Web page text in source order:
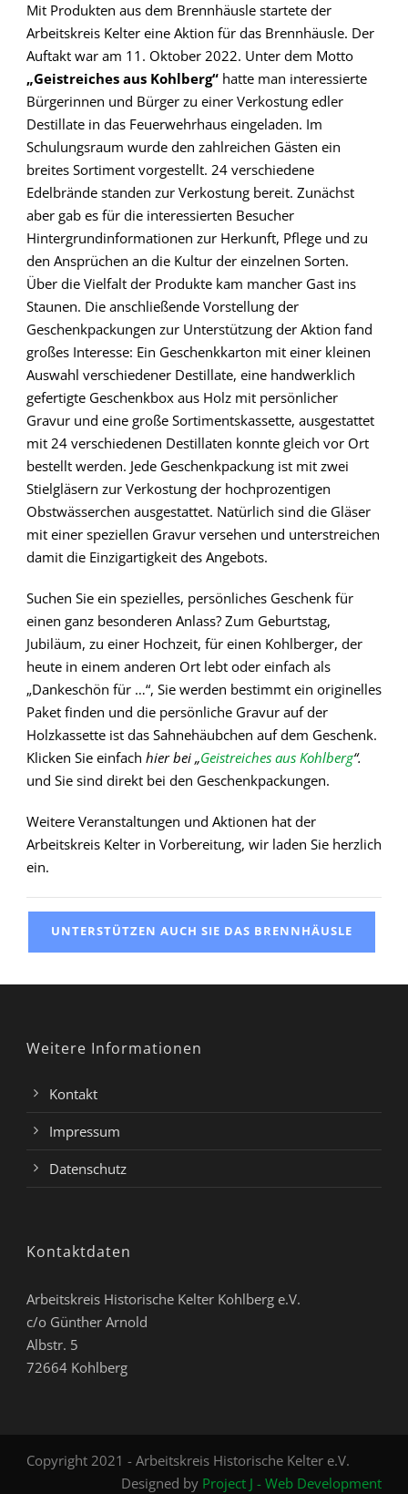
Mit Produkten aus dem Brennhäusle startete der
Arbeitskreis Kelter eine Aktion für das Brennhäusle. Der
Auftakt war am 11. Oktober 2022. Unter dem Motto
„Geistreiches aus Kohlberg“ hatte man interessierte
Bürgerinnen und Bürger zu einer Verkostung edler
Destillate in das Feuerwehrhaus eingeladen. Im
Schulungsraum wurde den zahlreichen Gästen ein
breites Sortiment vorgestellt. 24 verschiedene
Edelbrände standen zur Verkostung bereit. Zunächst
aber gab es für die interessierten Besucher
Hintergrundinformationen zur Herkunft, Pflege und zu
den Ansprüchen an die Kultur der einzelnen Sorten.
Über die Vielfalt der Produkte kam mancher Gast ins
Staunen. Die anschließende Vorstellung der
Geschenkpackungen zur Unterstützung der Aktion fand
großes Interesse: Ein Geschenkkarton mit einer kleinen
Auswahl verschiedener Destillate, eine handwerklich
gefertigte Geschenkbox aus Holz mit persönlicher
Gravur und eine große Sortimentskassette, ausgestattet
mit 24 verschiedenen Destillaten konnte gleich vor Ort
bestellt werden. Jede Geschenkpackung ist mit zwei
Stielgläsern zur Verkostung der hochprozentigen
Obstwässerchen ausgestattet. Natürlich sind die Gläser
mit einer speziellen Gravur versehen und unterstreichen
damit die Einzigartigkeit des Angebots.
Suchen Sie ein spezielles, persönliches Geschenk für
einen ganz besonderen Anlass? Zum Geburtstag,
Jubiläum, zu einer Hochzeit, für einen Kohlberger, der
heute in einem anderen Ort lebt oder einfach als
„Dankeschön für …“, Sie werden bestimmt ein originelles
Paket finden und die persönliche Gravur auf der
Holzkassette ist das Sahnehäubchen auf dem Geschenk.
Klicken Sie einfach hier bei „Geistreiches aus Kohlberg“.
und Sie sind direkt bei den Geschenkpackungen.
Weitere Veranstaltungen und Aktionen hat der
Arbeitskreis Kelter in Vorbereitung, wir laden Sie herzlich
ein.
UNTERSTÜTZEN AUCH SIE DAS BRENNHÄUSLE
Weitere Informationen
Kontakt
Impressum
Datenschutz
Kontaktdaten
Arbeitskreis Historische Kelter Kohlberg e.V.
c/o Günther Arnold
Albstr. 5
72664 Kohlberg
Copyright 2021 - Arbeitskreis Historische Kelter e.V.
Designed by Project J - Web Development